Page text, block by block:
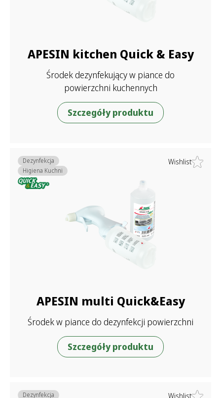
APESIN kitchen Quick & Easy
Środek dezynfekujący w piance do
powierzchni kuchennych
Szczegóły produktu
Wishlist
APESIN multi Quick&Easy
Środek w piance do dezynfekcji powierzchni
Dezynfekcja
Higiena Kuchni
Szczegóły produktu
Wishlist
Dezynfekcja